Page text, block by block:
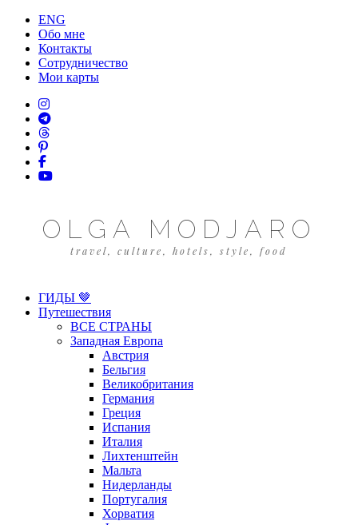
ENG
Обо мне
Контакты
Сотрудничество
Мои карты
OLGA MODJARO
travel, culture, hotels, style, food
ГИДЫ 🤎
Путешествия
ВСЕ СТРАНЫ
Западная Европа
Австрия
Бельгия
Великобритания
Германия
Греция
Испания
Италия
Лихтенштейн
Мальта
Нидерланды
Португалия
Хорватия